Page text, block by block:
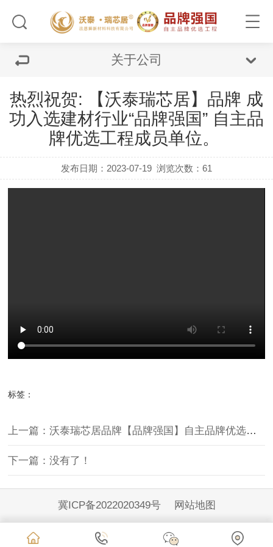
关于公司
热烈祝贺: ​【沃泰瑞芯居】品牌 成
功入选建材行业“品牌强国” ​自主品
牌优选工程成员单位。 ​
发布日期：2023-07-19 浏览次数：61
标签：
上一篇：沃泰瑞芯居品牌【品牌强国】自主品牌优选成员单位
下一篇：没有了！
冀ICP备2022020349号 网站地图